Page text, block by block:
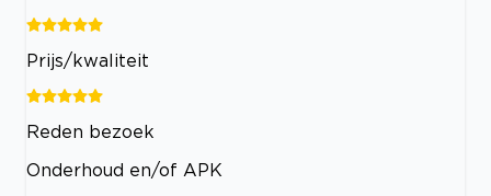
Prijs/kwaliteit
Reden bezoek
Onderhoud en/of APK